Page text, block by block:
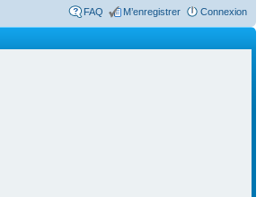
FAQ M’enregistrer Connexion